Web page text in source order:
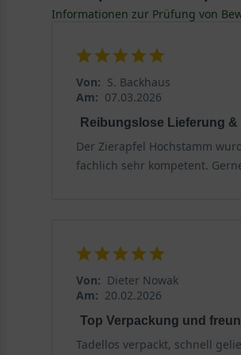
Informationen zur Prüfung von
Von: S. Backhaus
Am: 07.03.2026
Reibungslose Lieferung &
Der Zierapfel Hochstamm
fachlich sehr kompetent.
Von: Dieter Nowak
Am: 20.02.2026
Top Verpackung und
Tadellos verpackt, schnell